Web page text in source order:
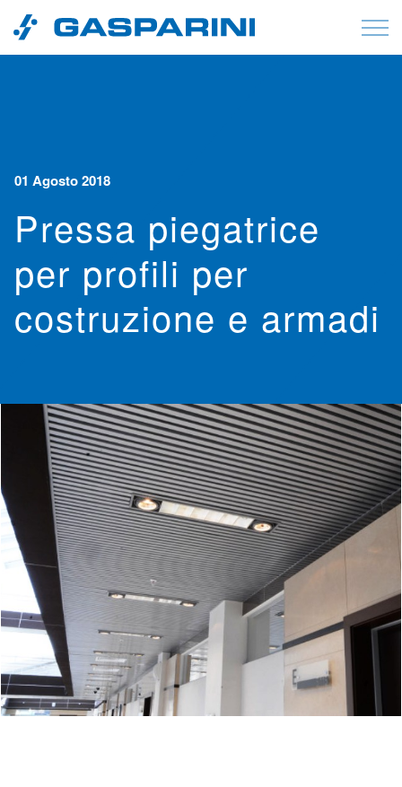
Vai al contenuto
01 Agosto 2018
Pressa piegatrice
per profili per
costruzione e armadi